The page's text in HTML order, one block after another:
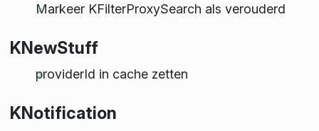
Markeer KFilterProxySearch als verouderd
KNewStuff
providerId in cache zetten
KNotification